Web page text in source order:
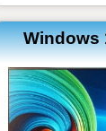
Windows